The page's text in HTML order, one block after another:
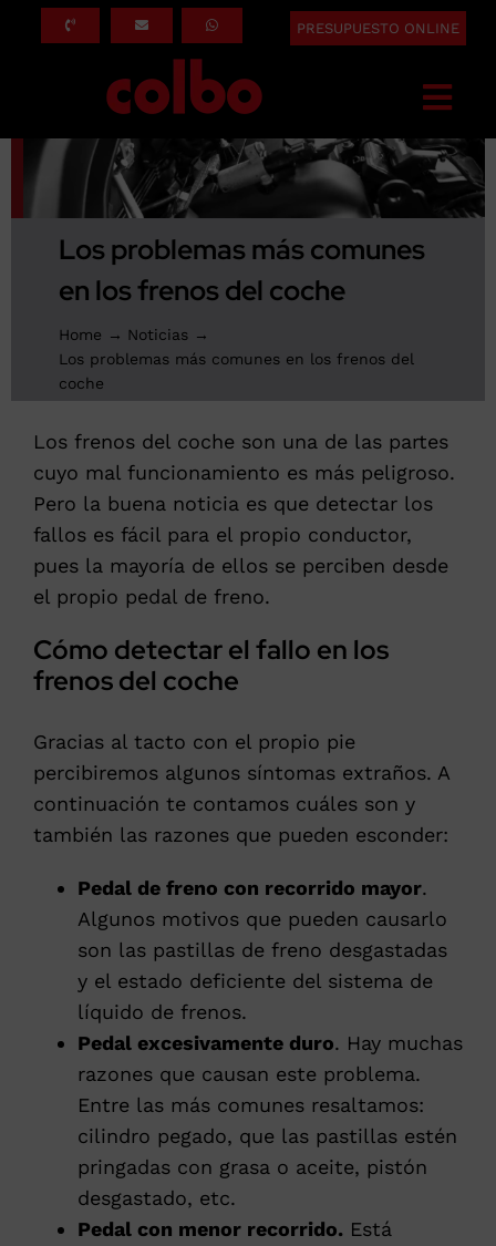
Saltar
PRESUPUESTO ONLINE
INICIO
QUÉ HACEMOS
SERVICIOS
ASEGURADORAS
SOBRE NOSOTROS
PRESUPUESTO ONLINE
Los problemas más comunes
en los frenos del coche
Home
Noticias
Los problemas más comunes en los frenos del
coche
Los frenos del coche son una de las partes
cuyo mal funcionamiento es más peligroso.
Pero la buena noticia es que detectar los
fallos es fácil para el propio conductor,
pues la mayoría de ellos se perciben desde
el propio pedal de freno.
Cómo detectar el fallo en los
frenos del coche
Gracias al tacto con el propio pie
percibiremos algunos síntomas extraños. A
continuación te contamos cuáles son y
también las razones que pueden esconder:
Pedal de freno con recorrido mayor.
Algunos motivos que pueden causarlo
son las pastillas de freno desgastadas
y el estado deficiente del sistema de
líquido de frenos.
Pedal excesivamente duro. Hay muchas
razones que causan este problema.
Entre las más comunes resaltamos:
cilindro pegado, que las pastillas estén
pringadas con grasa o aceite, pistón
desgastado, etc.
Pedal con menor recorrido.Está